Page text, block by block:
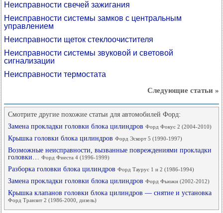
Неисправности свечей зажигания
Неисправности системы замков с центральным
управлением
Неисправности щеток стеклоочистителя
Неисправности системы звуковой и световой
сигнализации
Неисправности термостата
Следующие статьи »
Смотрите другие похожие статьи для автомобилей Форд:
Замена прокладки головки блока цилиндров Форд Фокус 2 (2004-2010)
Крышка головки блока цилиндров Форд Эскорт 5 (1990-1997)
Возможные неисправности, вызванные повреждениями прокладки
головки… Форд Фиеста 4 (1996-1999)
Разборка головки блока цилиндров Форд Таурус 1 и 2 (1986-1994)
Замена прокладки головки блока цилиндров Форд Фьюжн (2002-2012)
Крышка клапанов головки блока цилиндров — снятие и установка
Форд Транзит 2 (1986-2000, дизель)